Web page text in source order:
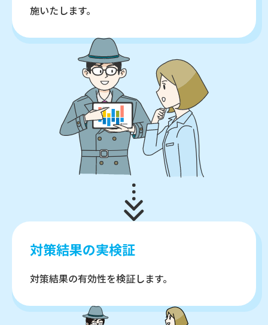
施いたします。
対策結果の実検証
対策結果の有効性を検証します。